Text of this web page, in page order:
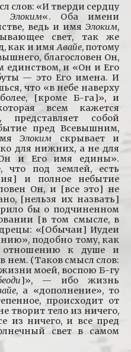
слов: «И тверди сердцу
Элоким«. Оба имени
ведь и имя Элоким,
свет, так же
как и имяАвайе, потому
благословен Он,
и «Он и Его
— это Его имена. И
что «в небе наверху
[кроме Б-га]», и
всем кажется
представляет собой
пред Всевышним,
Элоким скрывает и
для нижних, а не для
и Его имя едины».
под землей, есть
и полное небытие
Он, и [все это] не
[нельзя их назвать]
бы о подчиненном
[в том смысле, в
«[Обычаи] Иудеи
подобно тому, как
отношению к душе и
нем. (Таков смысл слов:
моей, воспою Б-гу
]», — ибо жизнь
, а «дополнение», то
происходит от
творит тело из ничего,
из ничего, и все пред
свет в самом